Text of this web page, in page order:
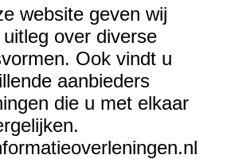
website geven wij
over diverse
Ook vindt u
aanbieders
die u met elkaar